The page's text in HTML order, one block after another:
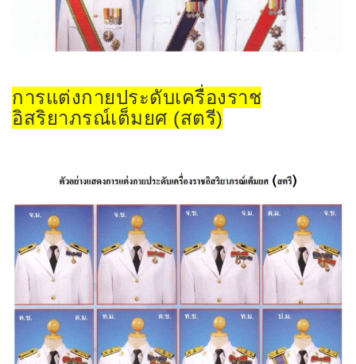
การแต่งกายประดับเครื่องราช
อิสริยาภรณ์เต็มยศ (สตรี)